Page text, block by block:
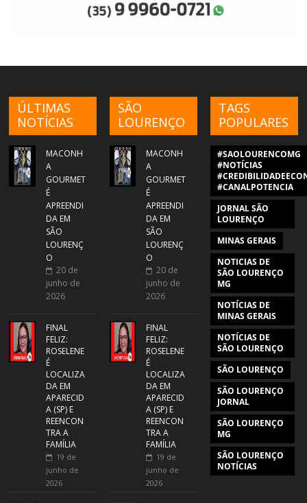
ÚLTIMAS
NOTÍCIAS
MACONH
A
GOURMET
É
APREENDI
DA EM
SÃO
LOURENÇ
O
20 de
junho de
2026
FINAL
FELIZ:
ROSELENE
É
LOCALIZA
DA EM
APARECID
A (SP) E
REENCON
TRA A
FAMÍLIA
19 de
junho de
2026
SÃO
LOURENÇO
MACONH
A
GOURMET
É
APREENDI
DA EM
SÃO
LOURENÇ
O
20 de
junho de
2026
FINAL
FELIZ:
ROSELENE
É
LOCALIZA
DA EM
APARECID
A (SP) E
REENCON
TRA A
FAMÍLIA
19 de
junho de
2026
TAGS
POPULARES
#SAOLOURENCOMG
#NOTÍCIAS
#CANALPOTENCIA
JORNAL SÃO
LOURENÇO
MINAS GERAIS
NOTICIAS DE
SÃO LOURENÇO
MG
NOTÍCIAS DE
MINAS GERAIS
NOTÍCIAS DE
SÃO LOURENÇO
SÃO LOURENÇO
SÃO LOURENÇO
JORNAL
SÃO LOURENÇO
MG
SÃO LOURENÇO
NOTÍCIAS